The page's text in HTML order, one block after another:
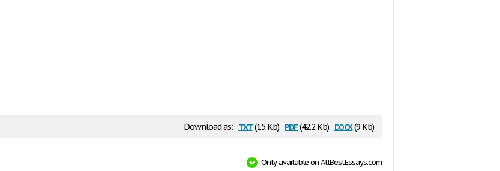
Download as: txt(1.5 Kb) pdf(42.2 Kb) docx(9 Kb)
Only available on AllBestEssays.com